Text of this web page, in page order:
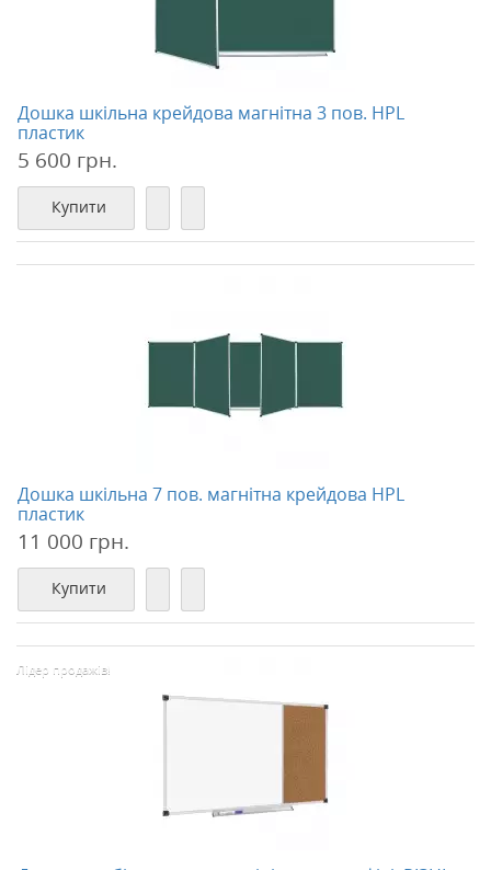
Дошка шкільна крейдова магнітна 3 пов. HPL
пластик
5 600 грн.
Купити
Дошка шкільна 7 пов. магнітна крейдова HPL
пластик
11 000 грн.
Купити
Лідер продажів!